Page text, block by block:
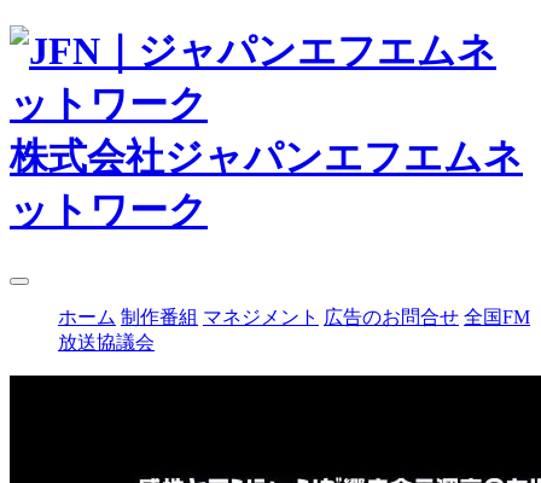
株式会社ジャパンエフエムネ
ットワーク
ホーム 制作番組 マネジメント 広告のお問合せ 全国FM
放送協議会